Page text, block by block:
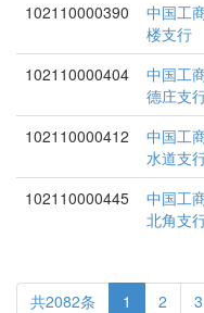
102110000390
中国工
楼支行
102110000404
中国工
德庄支
102110000412
中国工
水道支
102110000445
中国工
北角支
共2082条 1 2 3